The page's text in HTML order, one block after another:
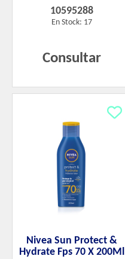
10595288
En Stock: 17
Consultar
Nivea Sun Protect &
Hydrate Fps 70 X 200Ml